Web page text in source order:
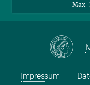
Max-
Impressum